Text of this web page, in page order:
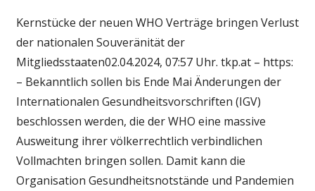
Wirtschaft
Wissenschaft
Kernstücke der neuen WHO Verträge bringen Verlust
der nationalen Souveränität der
Mitgliedsstaaten02.04.2024, 07:57 Uhr. tkp.at – https:
– Bekanntlich sollen bis Ende Mai Änderungen der
Internationalen Gesundheitsvorschriften (IGV)
beschlossen werden, die der WHO eine massive
Ausweitung ihrer völkerrechtlich verbindlichen
Vollmachten bringen sollen. Damit kann die
Organisation Gesundheitsnotstände und Pandemien